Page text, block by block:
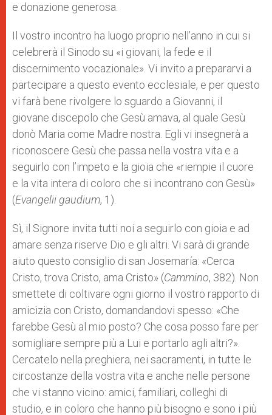
e donazione generosa.
Il vostro incontro ha luogo proprio nell’anno in cui si
celebrerà il Sinodo su «i giovani, la fede e il
discernimento vocazionale». Vi invito a prepararvi a
partecipare a questo evento ecclesiale, e per questo
vi farà bene rivolgere lo sguardo a Giovanni, il
giovane discepolo che Gesù amava, al quale Gesù
donò Maria come Madre nostra. Egli vi insegnerà a
riconoscere Gesù che passa nella vostra vita e a
seguirlo con l’impeto e la gioia che «riempie il cuore
e la vita intera di coloro che si incontrano con Gesù»
(Evangelii gaudium, 1).
Sì, il Signore invita tutti noi a seguirlo con gioia e ad
amare senza riserve Dio e gli altri. Vi sarà di grande
aiuto questo consiglio di san Josemaría: «Cerca
Cristo, trova Cristo, ama Cristo» (Cammino, 382). Non
smettete di coltivare ogni giorno il vostro rapporto di
amicizia con Cristo, domandandovi spesso: «Che
farebbe Gesù al mio posto? Che cosa posso fare per
somigliare sempre più a Lui e portarlo agli altri?».
Cercatelo nella preghiera, nei sacramenti, in tutte le
circostanze della vostra vita e anche nelle persone
che vi stanno vicino: amici, familiari, colleghi di
studio, e in coloro che hanno più bisogno e sono i più